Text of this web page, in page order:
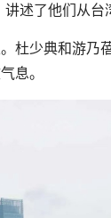
述了他们从台
少典和游乃
息。